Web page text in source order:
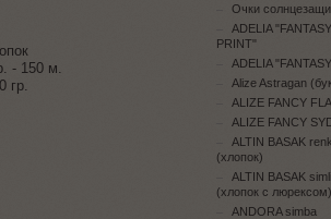
- 150 м.
гр.
Очки
ADELIA
PRINT"
ADELIA
Alize Astragan
ALIZE FANCY
ALIZE FANCY
ALTIN BASAK
(хлопок)
ALTIN BASAK
(хлопок с люрексом)
ANDORA simba